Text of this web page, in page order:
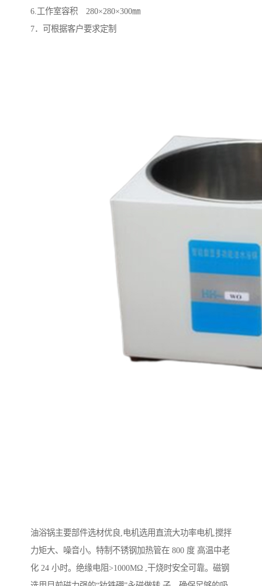
6.工作室容积 280×280×300㎜
7．可根据客户要求定制
油浴锅主要部件选材优良,电机选用直流大功率电机,搅拌
力矩大、噪音小。特制不锈钢加热管在 800 度 高温中老
化 24 小时。绝缘电阻>1000MΩ ,干烧时安全可靠。磁钢